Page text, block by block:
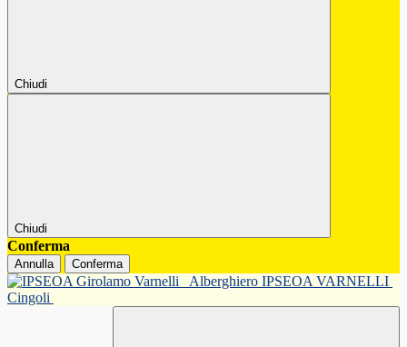
Chiudi
Chiudi
Conferma
Annulla Conferma
Alberghiero IPSEOA VARNELLI
Cingoli